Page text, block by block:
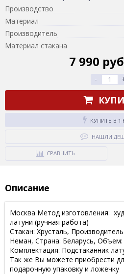
Производство
Материал
Производитель
Материал стакана
7 990
-
КУПИТЬ В 1
НАШЛИ
СРАВНИТЬ
Описание
Москва Метод изготовления:
латуни (ручная работа)
Стакан: Хрусталь, Производитель:
Неман, Страна: Беларусь,
Комплектация: Подстаканник
Так же Вы можете приобрести
подарочную упаковку и ложечку